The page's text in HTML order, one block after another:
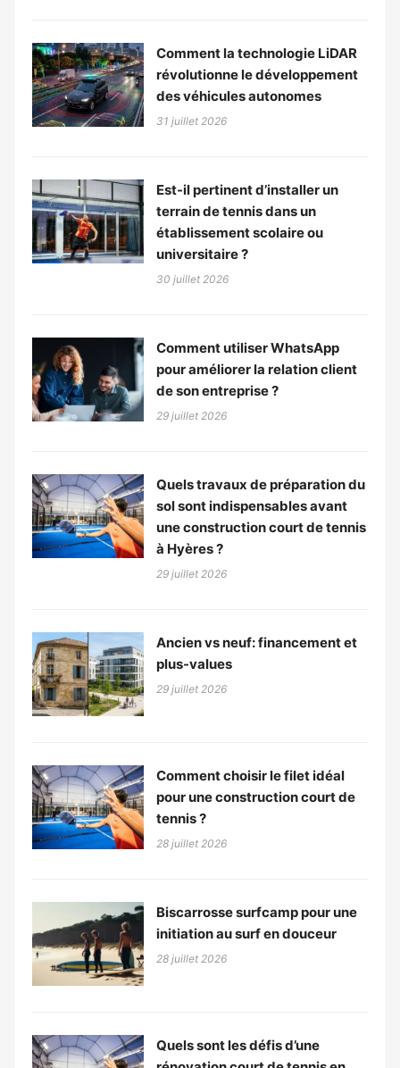
Comment la technologie LiDAR
révolutionne le développement
des véhicules autonomes
31 juillet 2026
Est-il pertinent d’installer un
terrain de tennis dans un
établissement scolaire ou
universitaire ?
30 juillet 2026
Comment utiliser WhatsApp
pour améliorer la relation client
de son entreprise ?
29 juillet 2026
Quels travaux de préparation du
sol sont indispensables avant
une construction court de tennis
à Hyères ?
29 juillet 2026
Ancien vs neuf: financement et
plus-values
29 juillet 2026
Comment choisir le filet idéal
pour une construction court de
tennis ?
28 juillet 2026
Biscarrosse surfcamp pour une
initiation au surf en douceur
28 juillet 2026
Quels sont les défis d’une